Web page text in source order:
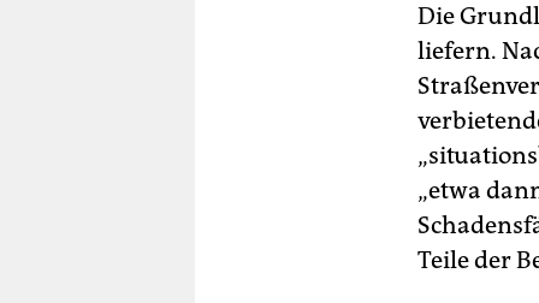
Die
liefern.
„etwa
Teile der